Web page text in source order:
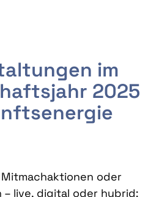
im
2025
oder
– live, digital oder hybrid: